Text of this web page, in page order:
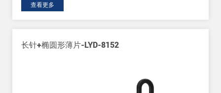
查看更多
长针+椭圆形薄片-LYD-8152